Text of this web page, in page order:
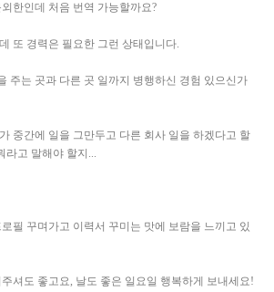
한인데 처음 번역 가능할까요?
또 경력은 필요한 그런 상태입니다.
주는 곳과 다른 곳 일까지 병행하신 경험 있으신가
중간에 일을 그만두고 다른 회사 일을 하겠다고 할
라고 말해야 할지...
필 꾸며가고 이력서 꾸미는 맛에 보람을 느끼고 있
셔도 좋고요, 날도 좋은 일요일 행복하게 보내세요!